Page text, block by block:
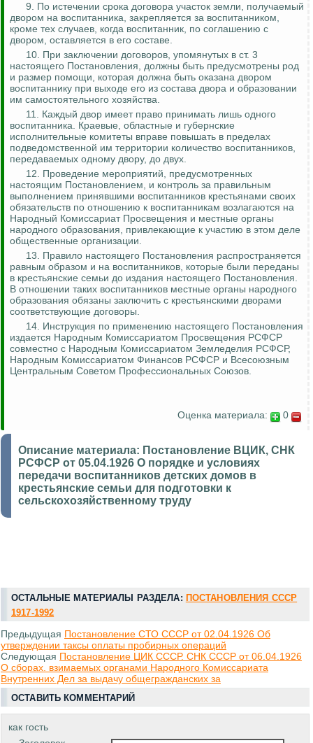
9. По истечении срока договора участок земли, получаемый
двором на воспитанника, закрепляется за воспитанником,
кроме тех случаев, когда воспитанник, по соглашению с
двором, оставляется в его составе.
10. При заключении договоров, упомянутых в ст. 3
настоящего Постановления, должны быть предусмотрены род
и размер помощи, которая должна быть оказана двором
воспитаннику при выходе его из состава двора и образовании
им самостоятельного хозяйства.
11. Каждый двор имеет право принимать лишь одного
воспитанника. Краевые, областные и губернские
исполнительные комитеты вправе повышать в пределах
подведомственной им территории количество воспитанников,
передаваемых одному двору, до двух.
12. Проведение мероприятий, предусмотренных
настоящим Постановлением, и контроль за правильным
выполнением принявшими воспитанников крестьянами своих
обязательств по отношению к воспитанникам возлагаются на
Народный Комиссариат Просвещения и местные органы
народного образования, привлекающие к участию в этом деле
общественные организации.
13. Правило настоящего Постановления распространяется
равным образом и на воспитанников, которые были переданы
в крестьянские семьи до издания настоящего Постановления.
В отношении таких воспитанников местные органы народного
образования обязаны заключить с крестьянскими дворами
соответствующие договоры.
14. Инструкция по применению настоящего Постановления
издается Народным Комиссариатом Просвещения РСФСР
совместно с Народным Комиссариатом Земледелия РСФСР,
Народным Комиссариатом Финансов РСФСР и Всесоюзным
Центральным Советом Профессиональных Союзов.
Оценка материала: 0
Описание материала: Постановление ВЦИК, СНК
РСФСР от 05.04.1926 О порядке и условиях
передачи воспитанников детских домов в
крестьянские семьи для подготовки к
сельскохозяйственному труду
ОСТАЛЬНЫЕ МАТЕРИАЛЫ РАЗДЕЛА: ПОСТАНОВЛЕНИЯ СССР
1917-1992
Предыдущая Постановление СТО СССР от 02.04.1926 Об
утверждении таксы оплаты пробирных операций
Следующая Постановление ЦИК СССР. СНК СССР от 06.04.1926
О сборах. взимаемых органами Народного Комиссариата
Внутренних Дел за выдачу общегражданских за
ОСТАВИТЬ КОММЕНТАРИЙ
как гость